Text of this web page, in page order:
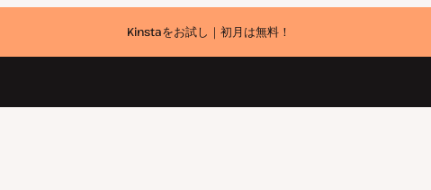
Kinstaをお試し｜初月は無料！